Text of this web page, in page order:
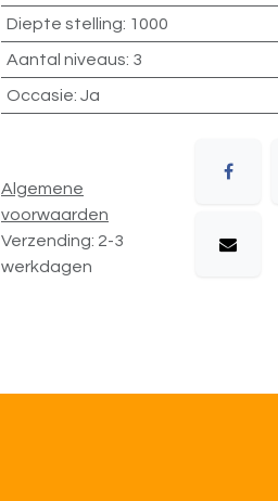
Diepte stelling: 1000
Aantal niveaus: 3
Occasie: Ja
Algemene
voorwaarden
Verzending: 2-3
werkdagen